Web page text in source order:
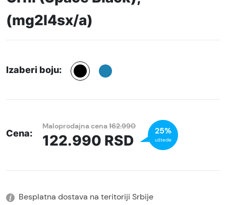
(mg2l4sx/a)
Izaberi boju:
Cena:
Maloprodajna cena162.990
122.990 RSD
25%
uštede
Besplatna dostava na teritoriji Srbije